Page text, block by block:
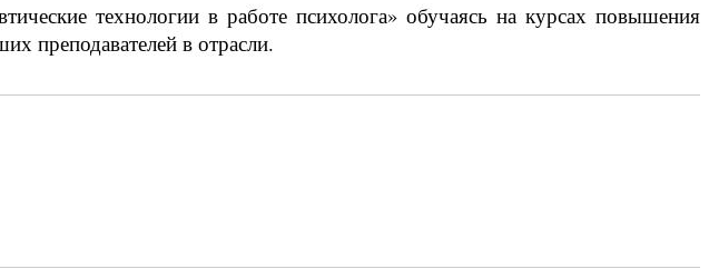
технологии в работе психолога» обучаясь на курсах повышения
преподавателей в отрасли.